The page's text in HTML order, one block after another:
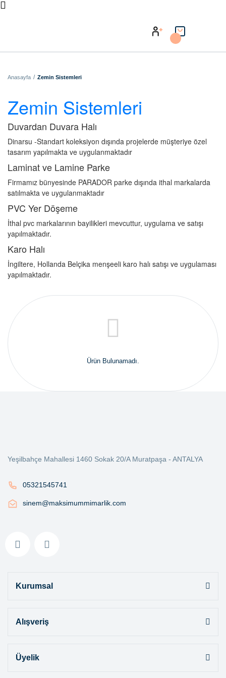
Anasayfa Zemin Sistemleri
Zemin Sistemleri
Duvardan Duvara Halı
Dinarsu -Standart koleksiyon dışında projelerde müşteriye özel
tasarım yapılmakta ve uygulanmaktadır
Laminat ve Lamine Parke
Firmamız bünyesinde PARADOR parke dışında ithal markalarda
satılmakta ve uygulanmaktadır
PVC Yer Döşeme
İthal pvc markalarının bayilikleri mevcuttur, uygulama ve satışı
yapılmaktadır.
Karo Halı
İngiltere, Hollanda Belçika menşeeli karo halı satışı ve uygulaması
yapılmaktadır.
Ürün Bulunamadı.
Yeşilbahçe Mahallesi 1460 Sokak 20/A Muratpaşa - ANTALYA
05321545741
sinem@maksimummimarlik.com
Kurumsal
Alışveriş
Üyelik